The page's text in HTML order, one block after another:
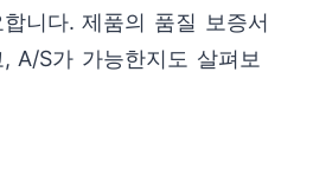
니다. 제품의 품질 보증서
A/S가 가능한지도 살펴보